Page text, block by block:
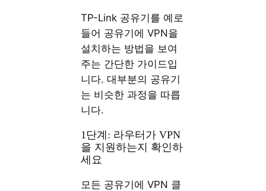
TP-Link 공유기를 예로
들어 공유기에 VPN을
설치하는 방법을 보여
주는 간단한 가이드입
니다. 대부분의 공유기
는 비슷한 과정을 따릅
니다.
1단계: 라우터가 VPN
을 지원하는지 확인하
세요
모든 공유기에 VPN 클